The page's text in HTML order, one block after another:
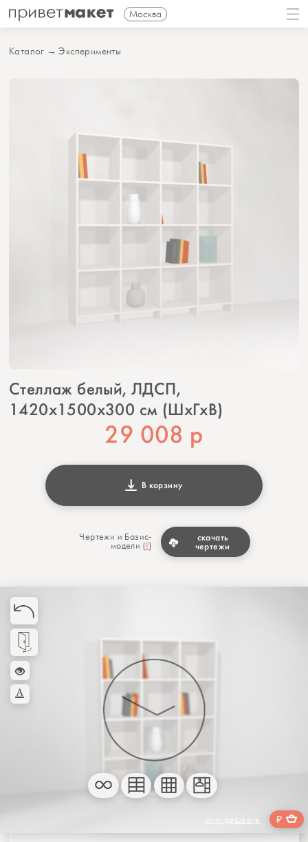
Москва
Каталог →Эксперименты
Стеллаж белый, ЛДСП,
1420х1500х300 см (ШхГхВ)
29 008 р
В корзину
Чертежи и Базис-
модели (?)
скачать
чертежи
хочу дешевле ₽
(?)